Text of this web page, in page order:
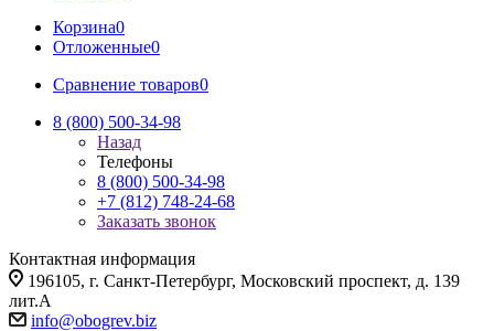
Корзина0
Отложенные0
Сравнение товаров0
8 (800) 500-34-98
Назад
Телефоны
8 (800) 500-34-98
+7 (812) 748-24-68
Заказать звонок
Контактная информация
196105, г. Санкт-Петербург, Московский проспект, д. 139
лит.А
info@obogrev.biz